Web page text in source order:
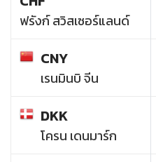
ฟรังก์ สวิสเซอร์แลนด์
CNY
เรนมินบิ จีน
DKK
โครน เดนมาร์ก